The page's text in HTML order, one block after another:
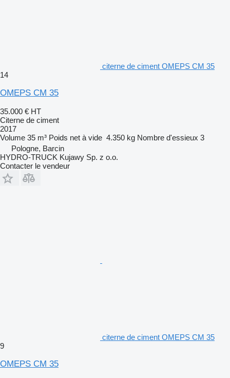
citerne de ciment OMEPS CM 35
14
OMEPS CM 35
35.000 € HT
Citerne de ciment
2017
Volume 35 m³ Poids net à vide 4.350 kg Nombre d'essieux 3
Pologne, Barcin
HYDRO-TRUCK Kujawy Sp. z o.o.
Contacter le vendeur
citerne de ciment OMEPS CM 35
9
OMEPS CM 35